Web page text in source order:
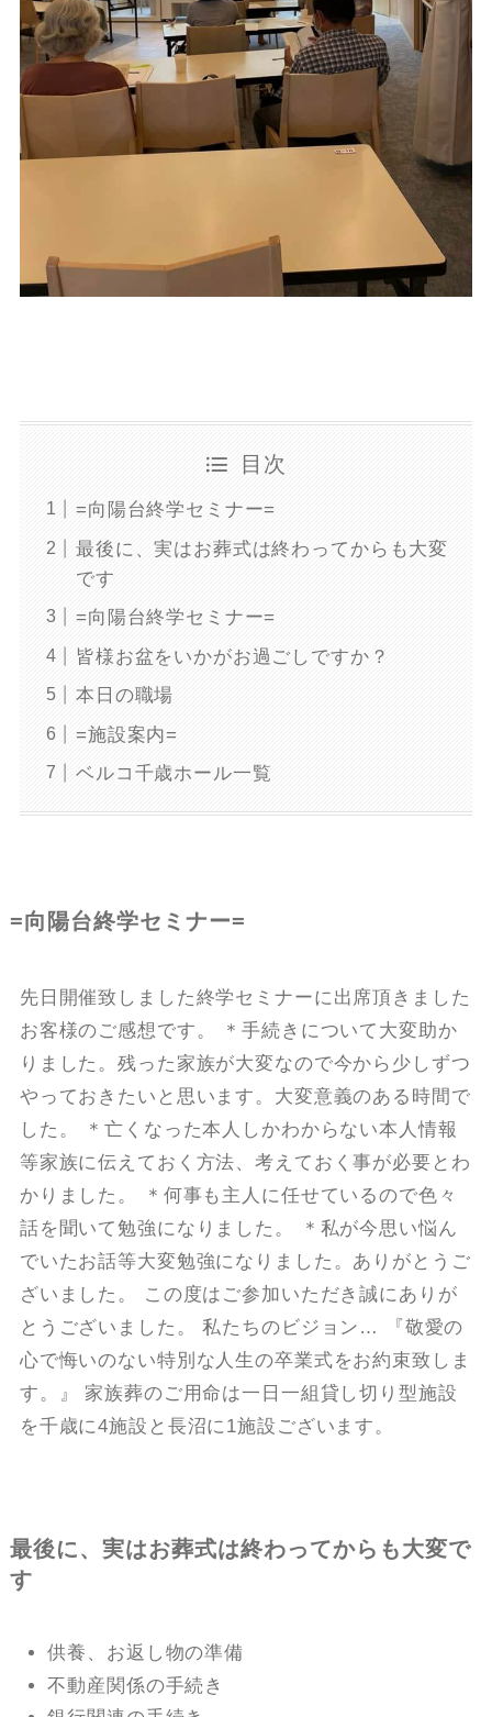
目次
=向陽台終学セミナー=
最後に、実はお葬式は終わってからも大変
です
=向陽台終学セミナー=
皆様お盆をいかがお過ごしですか？
本日の職場
=施設案内=
ベルコ千歳ホール一覧
=向陽台終学セミナー=
先日開催致しました終学セミナーに出席頂きました
お客様のご感想です。 ＊手続きについて大変助か
りました。残った家族が大変なので今から少しずつ
やっておきたいと思います。大変意義のある時間で
した。 ＊亡くなった本人しかわからない本人情報
等家族に伝えておく方法、考えておく事が必要とわ
かりました。 ＊何事も主人に任せているので色々
話を聞いて勉強になりました。 ＊私が今思い悩ん
でいたお話等大変勉強になりました。ありがとうご
ざいました。 この度はご参加いただき誠にありが
とうございました。 私たちのビジョン… 『敬愛の
心で悔いのない特別な人生の卒業式をお約束致しま
す。』 家族葬のご用命は一日一組貸し切り型施設
を千歳に4施設と長沼に1施設ございます。
最後に、実はお葬式は終わってからも大変で
す
供養、お返し物の準備
不動産関係の手続き